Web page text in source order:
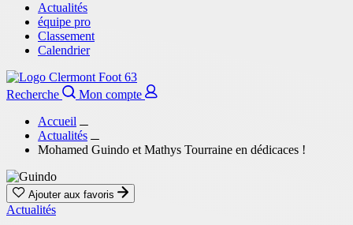
Actualités
équipe pro
Classement
Calendrier
Recherche
Mon compte
Accueil
Actualités
Mohamed Guindo et Mathys Tourraine en dédicaces !
Ajouter aux favoris
Actualités